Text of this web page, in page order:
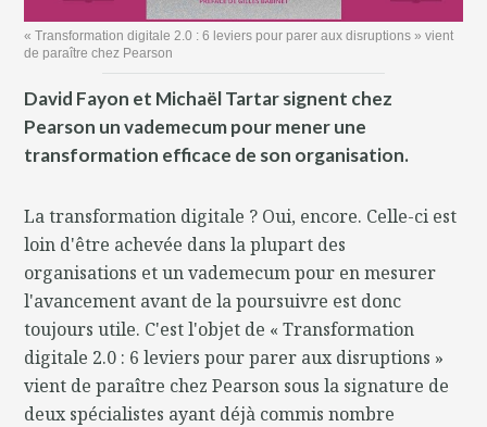
« Transformation digitale 2.0 : 6 leviers pour parer aux disruptions » vient
de paraître chez Pearson
David Fayon et Michaël Tartar signent chez
Pearson un vademecum pour mener une
transformation efficace de son organisation.
La transformation digitale ? Oui, encore. Celle-ci est
loin d'être achevée dans la plupart des
organisations et un vademecum pour en mesurer
l'avancement avant de la poursuivre est donc
toujours utile. C'est l'objet de « Transformation
digitale 2.0 : 6 leviers pour parer aux disruptions »
vient de paraître chez Pearson sous la signature de
deux spécialistes ayant déjà commis nombre